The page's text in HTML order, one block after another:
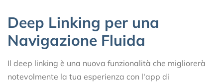
Deep Linking per una
Navigazione Fluida
Il deep linking è una nuova funzionalità che migliorerà
notevolmente la tua esperienza con l'app di